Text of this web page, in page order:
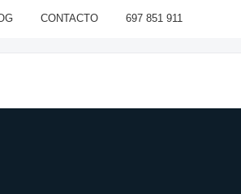
CONTACTO 697 851 911